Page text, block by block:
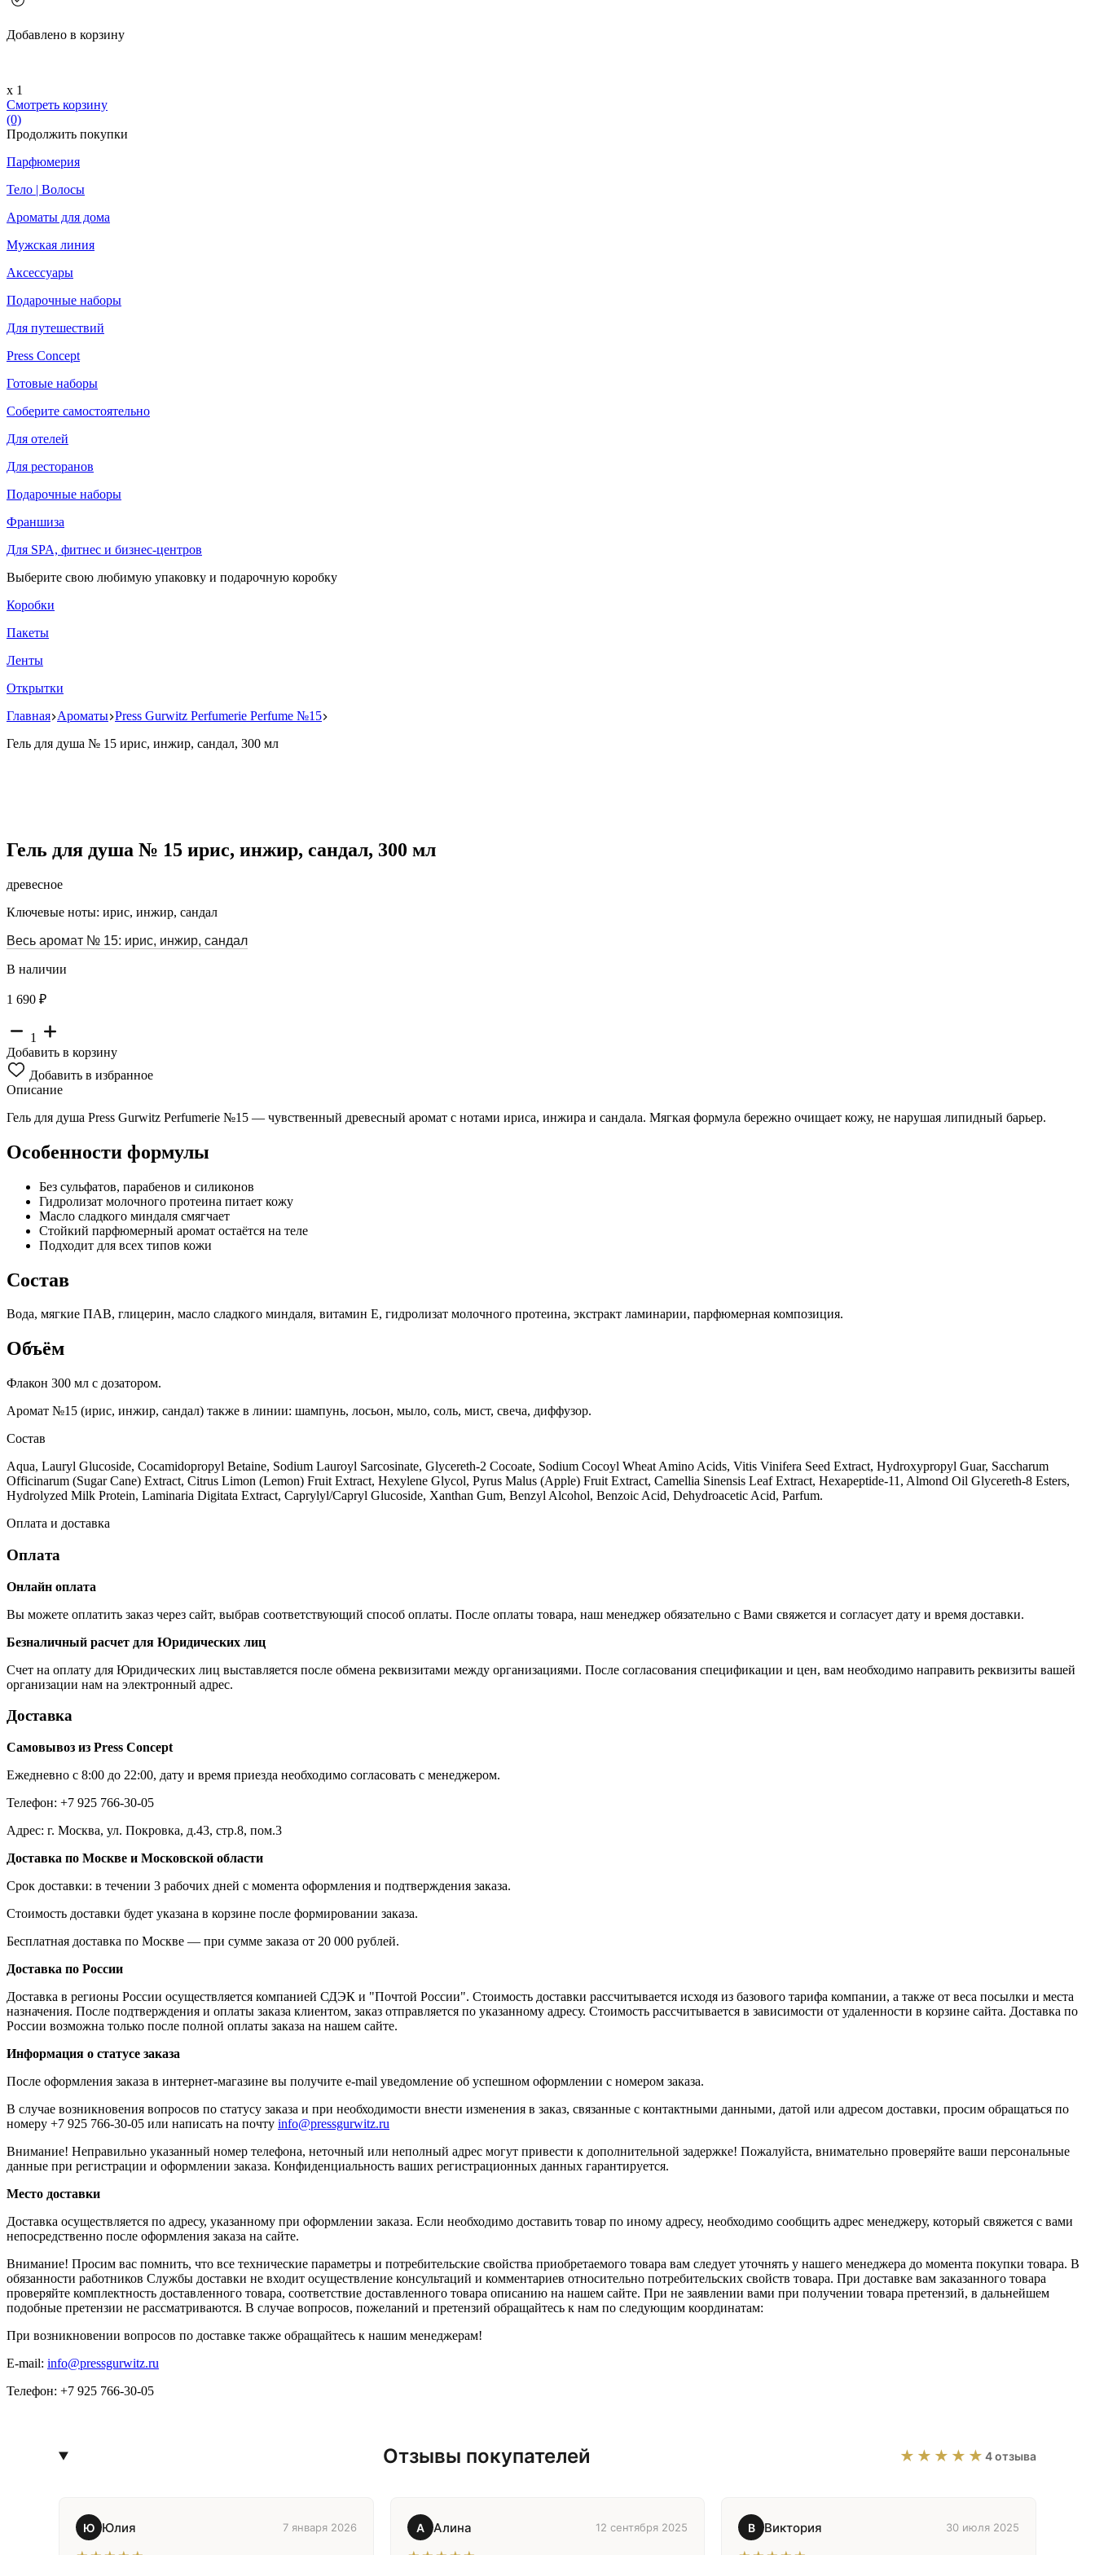
Добавлено в корзину
х 1
Смотреть корзину
(0)
Продолжить покупки
Парфюмерия
Тело | Волосы
Ароматы для дома
Мужская линия
Аксессуары
Подарочные наборы
Для путешествий
Press Concept
Готовые наборы
Соберите самостоятельно
Для отелей
Для ресторанов
Подарочные наборы
Франшиза
Для SPA, фитнес и бизнес-центров
Выберите свою любимую упаковку и подарочную коробку
Коробки
Пакеты
Ленты
Открытки
Главная Ароматы Press Gurwitz Perfumerie Perfume №15
Гель для душа № 15 ирис, инжир, сандал, 300 мл
Гель для душа № 15 ирис, инжир, сандал, 300 мл
древесное
Ключевые ноты: ирис, инжир, сандал
Весь аромат № 15: ирис, инжир, сандал
В наличии
1 690 ₽
1
Добавить в корзину
Добавить в избранное
Описание
Гель для душа Press Gurwitz Perfumerie №15 — чувственный древесный аромат с нотами ириса, инжира и сандала. Мягкая формула бережно очищает кожу, не нарушая липидный барьер.
Особенности формулы
Без сульфатов, парабенов и силиконов
Гидролизат молочного протеина питает кожу
Масло сладкого миндаля смягчает
Стойкий парфюмерный аромат остаётся на теле
Подходит для всех типов кожи
Состав
Вода, мягкие ПАВ, глицерин, масло сладкого миндаля, витамин Е, гидролизат молочного протеина, экстракт ламинарии, парфюмерная композиция.
Объём
Флакон 300 мл с дозатором.
Аромат №15 (ирис, инжир, сандал) также в линии: шампунь, лосьон, мыло, соль, мист, свеча, диффузор.
Состав
Aqua, Lauryl Glucoside, Cocamidopropyl Betaine, Sodium Lauroyl Sarcosinate, Glycereth-2 Cocoate, Sodium Cocoyl Wheat Amino Acids, Vitis Vinifera Seed Extract, Hydroxypropyl Guar, Saccharum
Officinarum (Sugar Cane) Extract, Citrus Limon (Lemon) Fruit Extract, Hexylene Glycol, Pyrus Malus (Apple) Fruit Extract, Camellia Sinensis Leaf Extract, Hexapeptide-11, Almond Oil Glycereth-8 Esters,
Hydrolyzed Milk Protein, Laminaria Digitata Extract, Caprylyl/Capryl Glucoside, Xanthan Gum, Benzyl Alcohol, Benzoic Acid, Dehydroacetic Acid, Parfum.
Оплата и доставка
Оплата
Онлайн оплата
Вы можете оплатить заказ через сайт, выбрав соответствующий способ оплаты. После оплаты товара, наш менеджер обязательно с Вами свяжется и согласует дату и время доставки.
Безналичный расчет для Юридических лиц
Счет на оплату для Юридических лиц выставляется после обмена реквизитами между организациями. После согласования спецификации и цен, вам необходимо направить реквизиты вашей
организации нам на электронный адрес.
Доставка
Самовывоз из Press Concept
Ежедневно с 8:00 до 22:00, дату и время приезда необходимо согласовать с менеджером.
Телефон: +7 925 766-30-05
Адрес: г. Москва, ул. Покровка, д.43, стр.8, пом.3
Доставка по Москве и Московской области
Срок доставки: в течении 3 рабочих дней с момента оформления и подтверждения заказа.
Стоимость доставки будет указана в корзине после формировании заказа.
Бесплатная доставка по Москве — при сумме заказа от 20 000 рублей.
Доставка по России
Доставка в регионы России осуществляется компанией СДЭК и "Почтой России". Стоимость доставки рассчитывается исходя из базового тарифа компании, а также от веса посылки и места
назначения. После подтверждения и оплаты заказа клиентом, заказ отправляется по указанному адресу. Стоимость рассчитывается в зависимости от удаленности в корзине сайта. Доставка по
России возможна только после полной оплаты заказа на нашем сайте.
Информация о статусе заказа
После оформления заказа в интернет-магазине вы получите e-mail уведомление об успешном оформлении с номером заказа.
В случае возникновения вопросов по статусу заказа и при необходимости внести изменения в заказ, связанные с контактными данными, датой или адресом доставки, просим обращаться по
номеру +7 925 766-30-05 или написать на почту info@pressgurwitz.ru
Внимание! Неправильно указанный номер телефона, неточный или неполный адрес могут привести к дополнительной задержке! Пожалуйста, внимательно проверяйте ваши персональные
данные при регистрации и оформлении заказа. Конфиденциальность ваших регистрационных данных гарантируется.
Место доставки
Доставка осуществляется по адресу, указанному при оформлении заказа. Если необходимо доставить товар по иному адресу, необходимо сообщить адрес менеджеру, который свяжется с вами
непосредственно после оформления заказа на сайте.
Внимание! Просим вас помнить, что все технические параметры и потребительские свойства приобретаемого товара вам следует уточнять у нашего менеджера до момента покупки товара. В
обязанности работников Службы доставки не входит осуществление консультаций и комментариев относительно потребительских свойств товара. При доставке вам заказанного товара
проверяйте комплектность доставленного товара, соответствие доставленного товара описанию на нашем сайте. При не заявлении вами при получении товара претензий, в дальнейшем
подобные претензии не рассматриваются. В случае вопросов, пожеланий и претензий обращайтесь к нам по следующим координатам:
При возникновении вопросов по доставке также обращайтесь к нашим менеджерам!
E-mail: info@pressgurwitz.ru
Телефон: +7 925 766-30-05
Отзывы покупателей ★★★★★ 4 отзыва
Ю Юлия 7 января 2026 А Алина 12 сентября 2025 В Виктория 30 июля 2025